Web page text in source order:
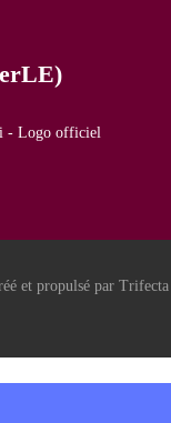
et propulsé par Trifecta